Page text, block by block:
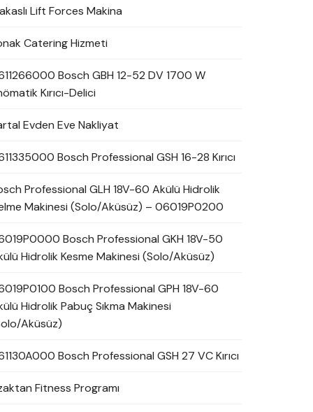
Lift Forces Makina
Catering Hizmeti
Bosch GBH 12-52 DV 1700 W
Kırıcı-Delici
Evden Eve Nakliyat
Bosch Professional GSH 16-28 Kırıcı
Professional GLH 18V-60 Akülü Hidrolik
Makinesi (Solo/Aküsüz) – 06019P0200
Bosch Professional GKH 18V-50
Hidrolik Kesme Makinesi (Solo/Aküsüz)
Bosch Professional GPH 18V-60
Hidrolik Pabuç Sıkma Makinesi
Aküsüz)
Bosch Professional GSH 27 VC Kırıcı
Fitness Programı